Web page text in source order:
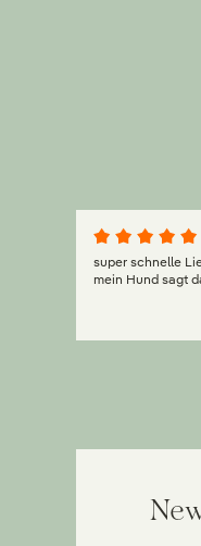
super schnelle
mein Hund sagt